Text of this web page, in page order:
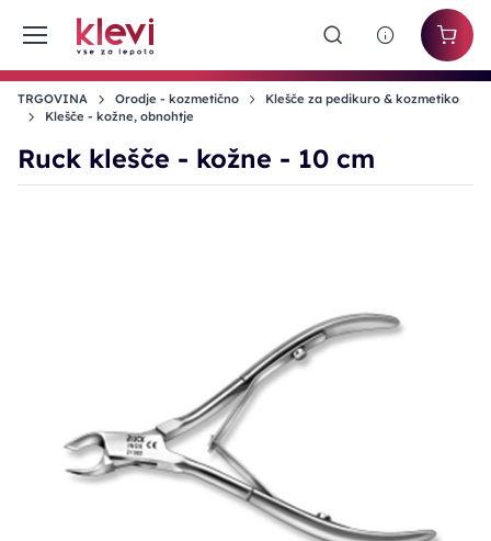
TRGOVINA Orodje - kozmetično
Klešče za pedikuro & kozmetiko
Klešče - kožne, obnohtje
Ruck klešče - kožne - 10 cm